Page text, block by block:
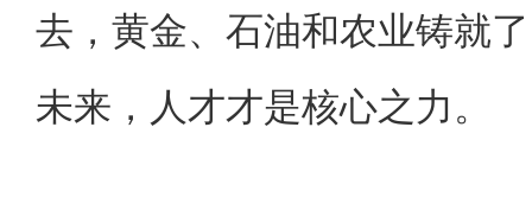
去，黄金、石油和农业铸就
未来，人才才是核心之力。